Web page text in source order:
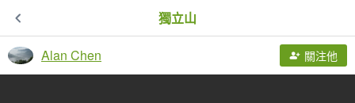
獨立山
Alan Chen 關注他